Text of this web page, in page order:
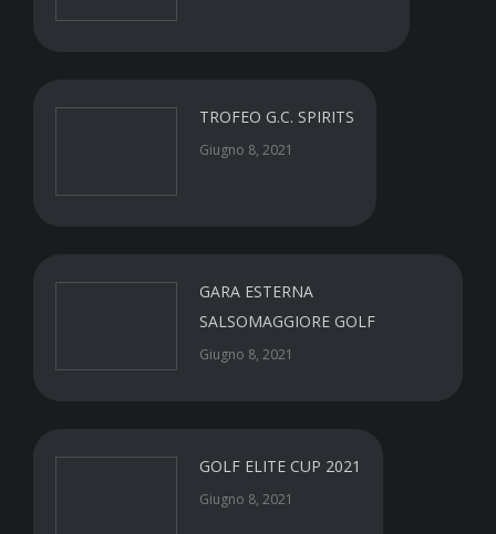
TROFEO G.C. SPIRITS
Giugno 8, 2021
GARA ESTERNA
SALSOMAGGIORE GOLF
Giugno 8, 2021
GOLF ELITE CUP 2021
Giugno 8, 2021